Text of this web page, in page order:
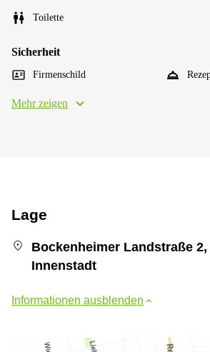
Toilette
Sicherheit
Firmenschild
Mehr zeigen
Lage
Bockenheimer Landstraße
Innenstadt
Informationen ausblenden